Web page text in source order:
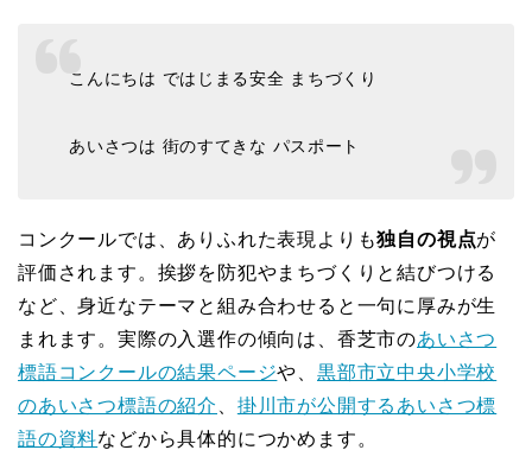
こんにちは ではじまる安全 まちづくり
あいさつは 街のすてきな パスポート
コンクールでは、ありふれた表現よりも独自の視点が
評価されます。挨拶を防犯やまちづくりと結びつける
など、身近なテーマと組み合わせると一句に厚みが生
まれます。実際の入選作の傾向は、香芝市のあいさつ
標語コンクールの結果ページや、黒部市立中央小学校
のあいさつ標語の紹介
掛川市が公開するあいさつ標
語の資料などから具体的につかめます。